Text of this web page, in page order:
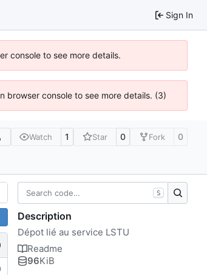
Sign In
console to see more details.
browser console to see more details. (3)
Watch 1 Star 0 Fork 0
S
Description
Dépot lié au service LSTU
Readme
96KiB